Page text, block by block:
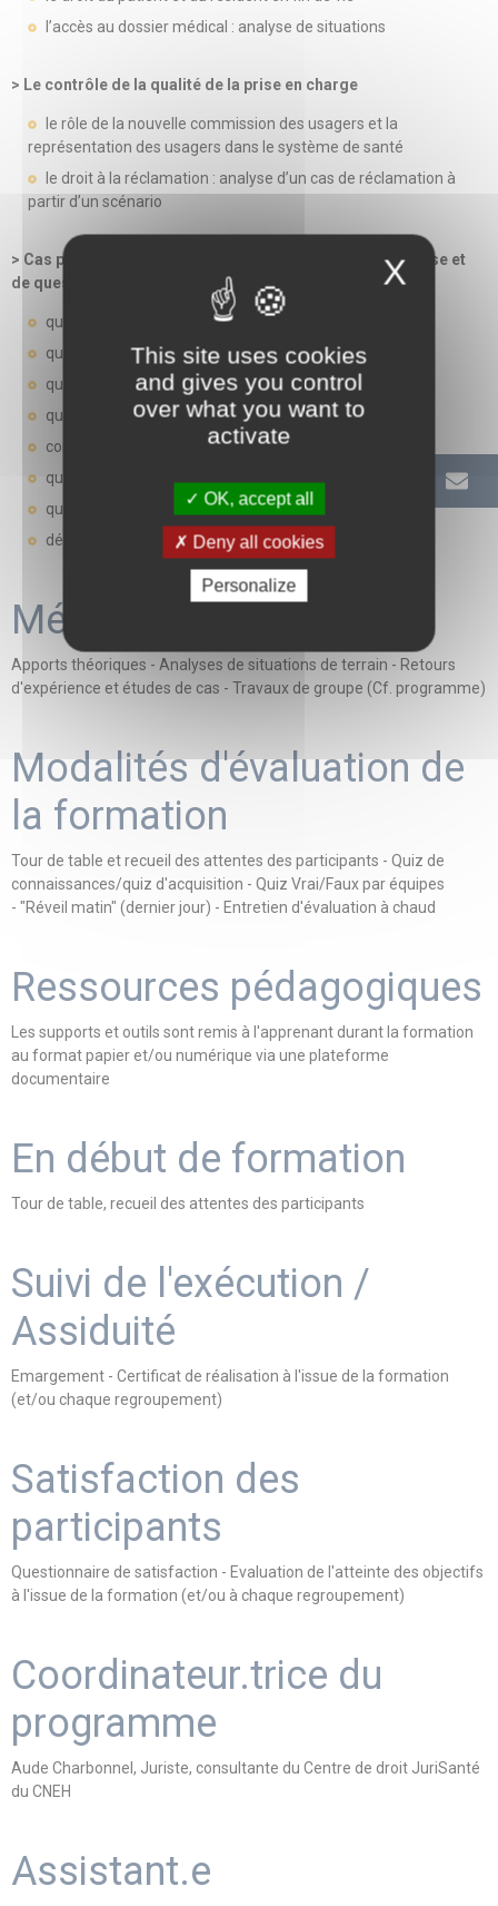
l’accès au dossier médical : analyse de situations
> Le contrôle de la qualité de la prise en charge
le rôle de la nouvelle commission des usagers et la
représentation des usagers dans le système de santé
le droit à la réclamation : analyse d’un cas de réclamation à
partir d’un scénario
> Cas pratiques en sous-groupes selon une grille d’analyse et
de questions
quelles règles juridiques applicables ?
quels éléments à prendre en compte ?
quelles contraintes de la situation de terrain ?
quels enjeux éthiques ?
comment répondre/réagir face à cette situation ?
quelle posture des professionnels ?
quelles responsabilités ?
débriefing collectif
Méthodes mobilisées
Apports théoriques - Analyses de situations de terrain - Retours
d'expérience et études de cas - Travaux de groupe (Cf. programme)
Modalités d'évaluation de
la formation
Tour de table et recueil des attentes des participants - Quiz de
connaissances/quiz d'acquisition - Quiz Vrai/Faux par équipes
- "Réveil matin" (dernier jour) - Entretien d'évaluation à chaud
Ressources pédagogiques
Les supports et outils sont remis à l'apprenant durant la formation
au format papier et/ou numérique via une plateforme
documentaire
En début de formation
Tour de table, recueil des attentes des participants
Suivi de l'exécution /
Assiduité
Emargement - Certificat de réalisation à l'issue de la formation
(et/ou chaque regroupement)
Satisfaction des
participants
Questionnaire de satisfaction - Evaluation de l'atteinte des objectifs
à l'issue de la formation (et/ou à chaque regroupement)
Coordinateur.trice du
programme
Aude Charbonnel, Juriste, consultante du Centre de droit JuriSanté
du CNEH
Assistant.e
X
This site uses cookies
and gives you control
over what you want to
activate
OK, accept all
Deny all cookies
Personalize